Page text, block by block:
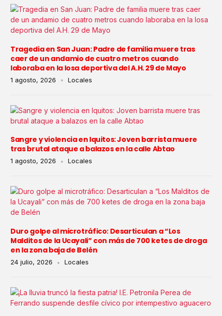
Tragedia en San Juan: Padre de familia muere tras
caer de un andamio de cuatro metros cuando
laboraba en la losa deportiva del A.H. 29 de Mayo
1 agosto, 2026 Locales
Sangre y violencia en Iquitos: Joven barrista muere
tras brutal ataque a balazos en la calle Abtao
1 agosto, 2026 Locales
Duro golpe al microtráfico: Desarticulan a “Los
Malditos de la Ucayali” con más de 700 ketes de droga
en la zona baja de Belén
24 julio, 2026 Locales